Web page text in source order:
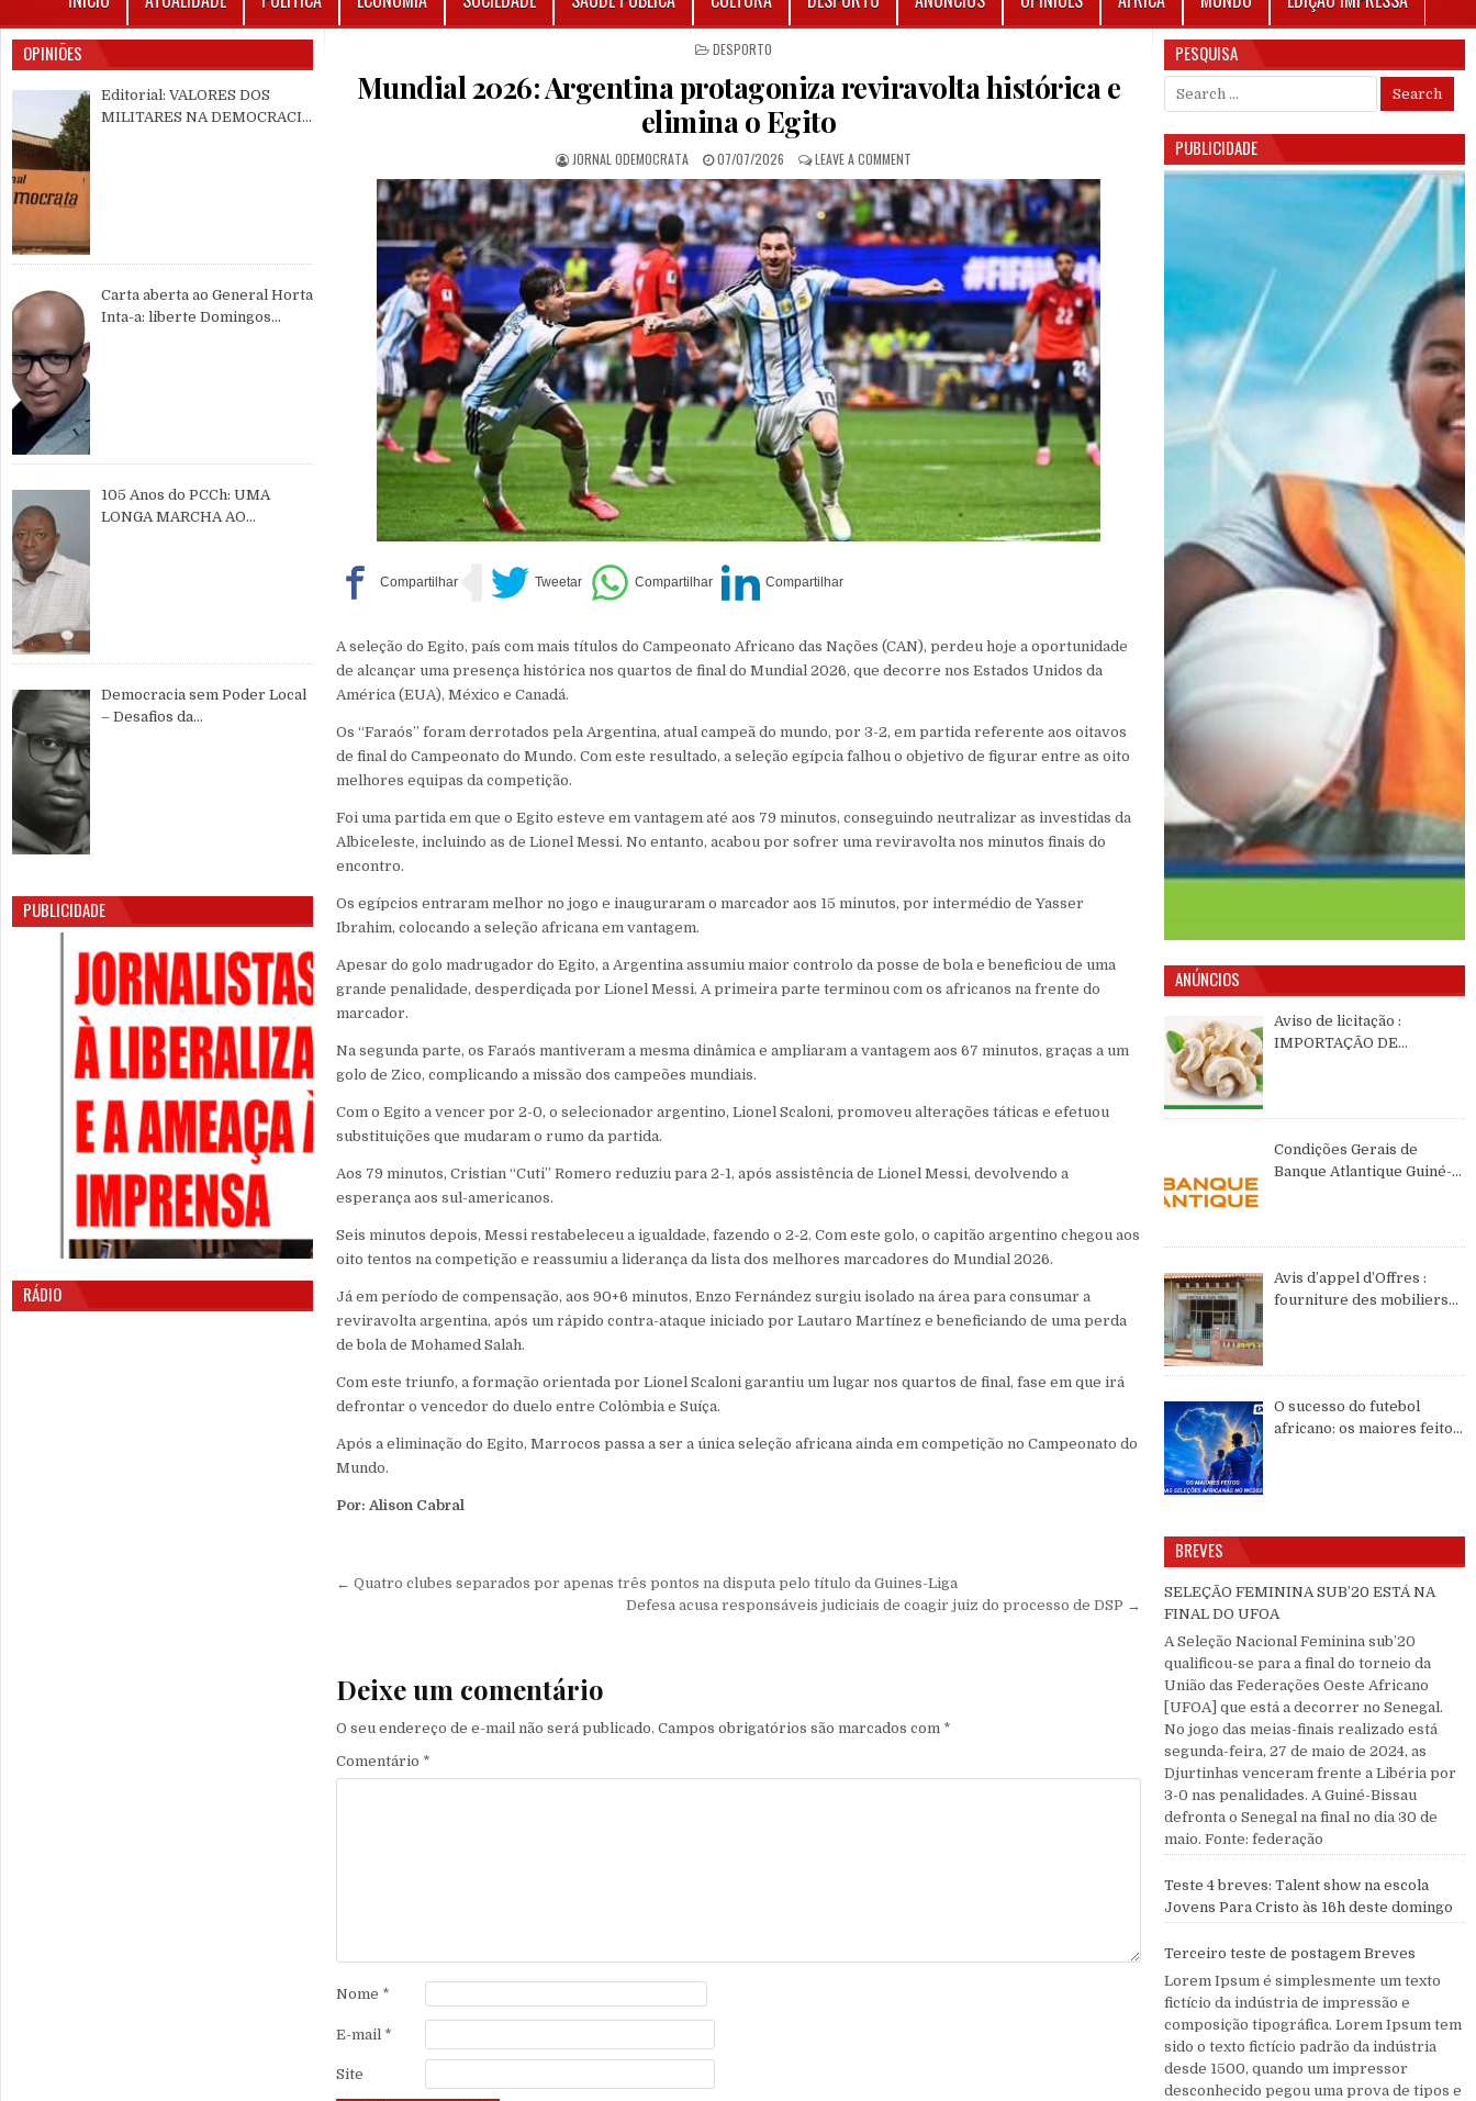
POSTED IN
DESPORTO
Mundial 2026: Argentina protagoniza reviravolta histórica e
elimina o Egito
AUTHOR:
JORNAL ODEMOCRATA PUBLISHED DATE:
07/07/2026 LEAVE A COMMENTON MUNDIAL 2026: ARGENTINA PROTAGONIZA REVIRAVOLTA HISTÓRICA E ELIMINA O EGITO
A seleção do Egito, país com mais títulos do Campeonato Africano das Nações (CAN), perdeu hoje a oportunidade
de alcançar uma presença histórica nos quartos de final do Mundial 2026, que decorre nos Estados Unidos da
América (EUA), México e Canadá.
Os “Faraós” foram derrotados pela Argentina, atual campeã do mundo, por 3-2, em partida referente aos oitavos
de final do Campeonato do Mundo. Com este resultado, a seleção egípcia falhou o objetivo de figurar entre as oito
melhores equipas da competição.
Foi uma partida em que o Egito esteve em vantagem até aos 79 minutos, conseguindo neutralizar as investidas da
Albiceleste, incluindo as de Lionel Messi. No entanto, acabou por sofrer uma reviravolta nos minutos finais do
encontro.
Os egípcios entraram melhor no jogo e inauguraram o marcador aos 15 minutos, por intermédio de Yasser
Ibrahim, colocando a seleção africana em vantagem.
Apesar do golo madrugador do Egito, a Argentina assumiu maior controlo da posse de bola e beneficiou de uma
grande penalidade, desperdiçada por Lionel Messi. A primeira parte terminou com os africanos na frente do
marcador.
Na segunda parte, os Faraós mantiveram a mesma dinâmica e ampliaram a vantagem aos 67 minutos, graças a um
golo de Zico, complicando a missão dos campeões mundiais.
Com o Egito a vencer por 2-0, o selecionador argentino, Lionel Scaloni, promoveu alterações táticas e efetuou
substituições que mudaram o rumo da partida.
Aos 79 minutos, Cristian “Cuti” Romero reduziu para 2-1, após assistência de Lionel Messi, devolvendo a
esperança aos sul-americanos.
Seis minutos depois, Messi restabeleceu a igualdade, fazendo o 2-2. Com este golo, o capitão argentino chegou aos
oito tentos na competição e reassumiu a liderança da lista dos melhores marcadores do Mundial 2026.
Já em período de compensação, aos 90+6 minutos, Enzo Fernández surgiu isolado na área para consumar a
reviravolta argentina, após um rápido contra-ataque iniciado por Lautaro Martínez e beneficiando de uma perda
de bola de Mohamed Salah.
Com este triunfo, a formação orientada por Lionel Scaloni garantiu um lugar nos quartos de final, fase em que irá
defrontar o vencedor do duelo entre Colômbia e Suíça.
Após a eliminação do Egito, Marrocos passa a ser a única seleção africana ainda em competição no Campeonato do
Mundo.
Por: Alison Cabral
Navegação de Post
← Quatro clubes separados por apenas três pontos na disputa pelo título da Guines-Liga
Defesa acusa responsáveis judiciais de coagir juiz do processo de DSP →
Deixe um comentário
O seu endereço de e-mail não será publicado. Campos obrigatórios são marcados com *
Comentário *
Nome *
E-mail *
Site
OPINIÕES
Editorial: VALORES DOS
MILITARES NA DEMOCRACIA
Carta aberta ao General Horta
Inta-a: liberte Domingos
105 Anos do PCCh: UMA
LONGA MARCHA AO
Democracia sem Poder Local
– Desafios da
PUBLICIDADE
RÁDIO
PESQUISA
Search for:
PUBLICIDADE
ANÚNCIOS
Aviso de licitação :
IMPORTAÇÃO DE
Condições Gerais de
Banque Atlantique Guiné-
Avis d’appel d’Offres :
fourniture des mobiliers
O sucesso do futebol
africano: os maiores feitos
BREVES
SELEÇÃO FEMININA SUB’20 ESTÁ NA
FINAL DO UFOA
A Seleção Nacional Feminina sub’20
qualificou-se para a final do torneio da
União das Federações Oeste Africano
[UFOA] que está a decorrer no Senegal.
No jogo das meias-finais realizado está
segunda-feira, 27 de maio de 2024, as
Djurtinhas venceram frente a Libéria por
3-0 nas penalidades. A Guiné-Bissau
defronta o Senegal na final no dia 30 de
maio. Fonte: federação
Teste 4 breves: Talent show na escola
Jovens Para Cristo às 16h deste domingo
Terceiro teste de postagem Breves
Lorem Ipsum é simplesmente um texto
fictício da indústria de impressão e
composição tipográfica. Lorem Ipsum tem
sido o texto fictício padrão da indústria
desde 1500, quando um impressor
desconhecido pegou uma prova de tipos e